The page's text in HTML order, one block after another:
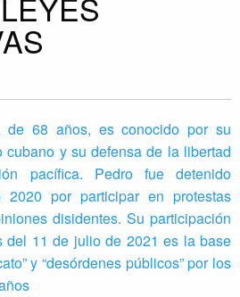
de 68 años, es conocido por su
y su defensa de la libertad
pacífica. Pedro fue detenido
2020 por participar en protestas
disidentes. Su participación
del 11 de julio de 2021 es la base
y “desórdenes públicos” por los